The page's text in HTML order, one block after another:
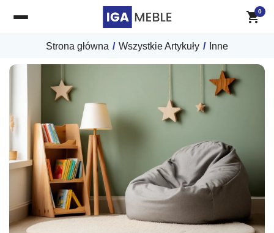
Strona główna / Wszystkie Artykuły / Inne
0